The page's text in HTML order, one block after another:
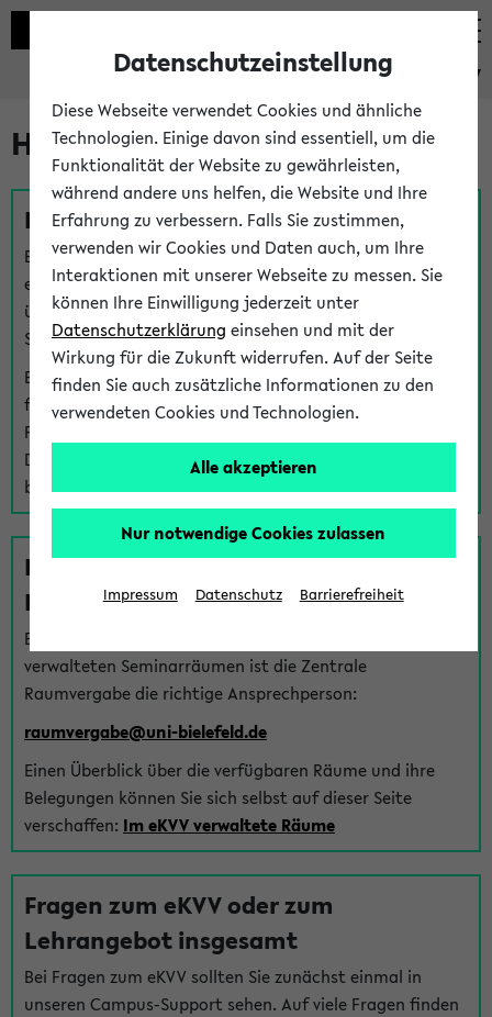
eKVV
Hilfe & Kontakt
Fragen zu einzelnen Veranstaltungen
Bei inhaltlichen und organisatorischen Fragen zu
einzelnen Veranstaltungen finden Sie Ansprechpersonen
über denFragen-Link bei jeder Veranstaltung. Der BIS
Support kann hier meist keine direkte Hilfe leisten.
Bei Veranstaltungen mit eKVV Teilnahmemanagement
finden Sie eine Auskunft über die Personen, die Ihre
Platzzuteilung im eKVV eingetragen haben, auf der
Detailseite zum Teilnahmemanagement der
betreffenden Veranstaltung.
Fragen zu im eKVV verwalteten
Räumen
Bei Fragen zur Vergabe von Hörsälen und vom eKVV
verwalteten Seminarräumen ist die Zentrale
Raumvergabe die richtige Ansprechperson:
raumvergabe@uni-bielefeld.de
Einen Überblick über die verfügbaren Räume und ihre
Belegungen können Sie sich selbst auf dieser Seite
verschaffen: Im eKVV verwaltete Räume
Fragen zum eKVV oder zum
Lehrangebot insgesamt
Bei Fragen zum eKVV sollten Sie zunächst einmal in
unseren Campus-Support sehen. Auf viele Fragen finden
Datenschutzeinstellung
Diese Webseite verwendet Cookies und ähnliche
Technologien. Einige davon sind essentiell, um die
Funktionalität der Website zu gewährleisten,
während andere uns helfen, die Website und Ihre
Erfahrung zu verbessern. Falls Sie zustimmen,
verwenden wir Cookies und Daten auch, um Ihre
Interaktionen mit unserer Webseite zu messen. Sie
können Ihre Einwilligung jederzeit unter
Datenschutzerklärung einsehen und mit der
Wirkung für die Zukunft widerrufen. Auf der Seite
finden Sie auch zusätzliche Informationen zu den
verwendeten Cookies und Technologien.
Alle akzeptieren
Nur notwendige Cookies zulassen
Impressum Datenschutz Barrierefreiheit